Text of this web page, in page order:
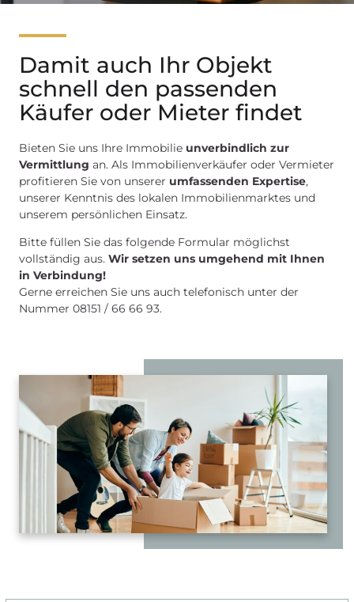
Damit auch Ihr Objekt
schnell den passenden
Käufer oder Mieter findet
Bieten Sie uns Ihre Immobilie unverbindlich zur
Vermittlung an. Als Immobilienverkäufer oder Vermieter
profitieren Sie von unserer umfassenden Expertise,
unserer Kenntnis des lokalen Immobilienmarktes und
unserem persönlichen Einsatz.
Bitte füllen Sie das folgende Formular möglichst
vollständig aus. Wir setzen uns umgehend mit Ihnen
in Verbindung!
Gerne erreichen Sie uns auch telefonisch unter der
Nummer 08151 / 66 66 93.